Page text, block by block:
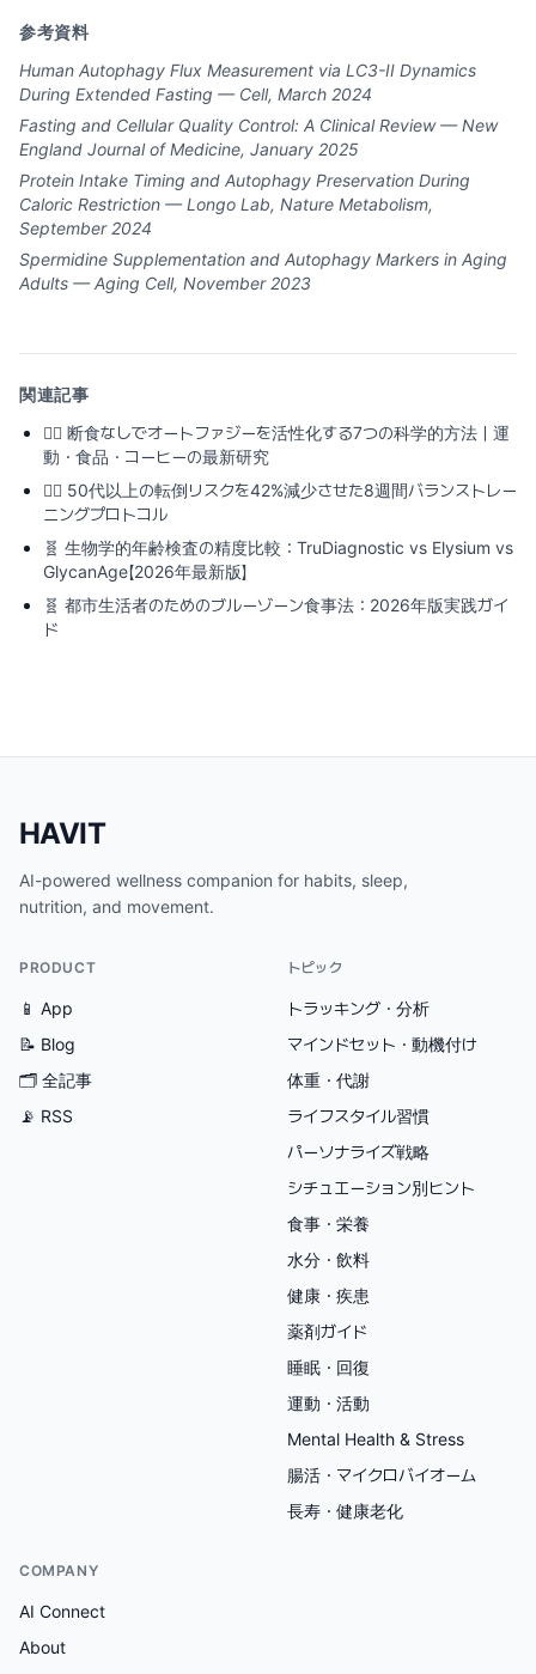
参考資料
Human Autophagy Flux Measurement via LC3-II Dynamics
During Extended Fasting — Cell, March 2024
Fasting and Cellular Quality Control: A Clinical Review — New
England Journal of Medicine, January 2025
Protein Intake Timing and Autophagy Preservation During
Caloric Restriction — Longo Lab, Nature Metabolism,
September 2024
Spermidine Supplementation and Autophagy Markers in Aging
Adults — Aging Cell, November 2023
関連記事
🏃‍♂️ 断食なしでオートファジーを活性化する7つの科学的方法｜運
動・食品・コーヒーの最新研究
🏃‍♂️ 50代以上の転倒リスクを42%減少させた8週間バランストレー
ニングプロトコル
🧬 生物学的年齢検査の精度比較：TruDiagnostic vs Elysium vs
GlycanAge【2026年最新版】
🧬 都市生活者のためのブルーゾーン食事法：2026年版実践ガイ
ド
HAVIT
AI-powered wellness companion for habits, sleep,
nutrition, and movement.
PRODUCT
📱 App
📝 Blog
🗂 全記事
📡 RSS
トピック
トラッキング・分析
マインドセット・動機付け
体重・代謝
ライフスタイル習慣
パーソナライズ戦略
シチュエーション別ヒント
食事・栄養
水分・飲料
健康・疾患
薬剤ガイド
睡眠・回復
運動・活動
Mental Health & Stress
腸活・マイクロバイオーム
長寿・健康老化
COMPANY
AI Connect
About